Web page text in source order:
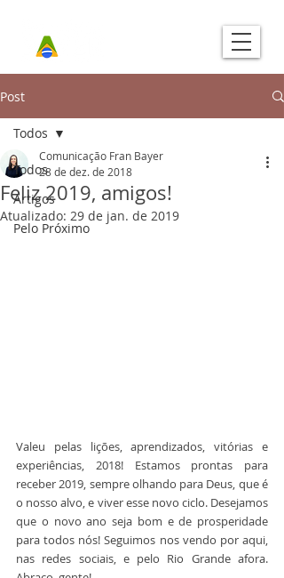
Post
Todos
Artigos
Pelo Próximo
Todos
Feliz 2019, amigos!
Comunicação Fran Bayer
28 de dez. de 2018
Atualizado: 29 de jan. de 2019
Valeu pelas lições, aprendizados, vitórias e
experiências, 2018! Estamos prontas para
receber 2019, sempre olhando para Deus, que é
o nosso alvo, e viver esse novo ciclo. Desejamos
que o novo ano seja bom e de prosperidade
para todos nós! Seguimos nos vendo por aqui,
nas redes sociais, e pelo Rio Grande afora.